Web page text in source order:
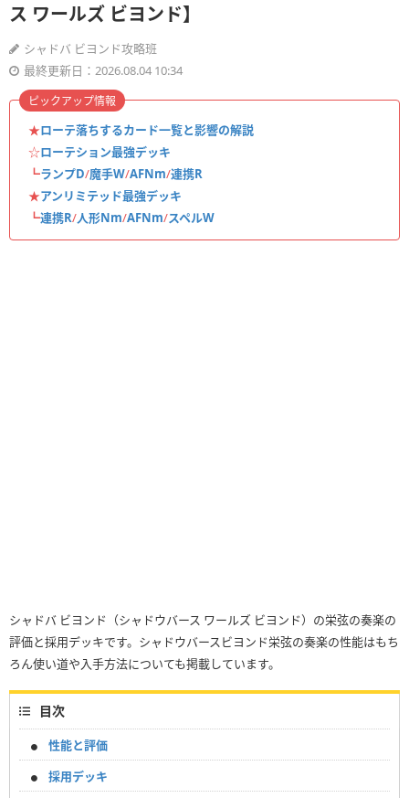
ス ワールズ ビヨンド】
シャドバ ビヨンド攻略班
最終更新日：2026.08.04 10:34
★ローテ落ちするカード一覧と影響の解説
☆ローテション最強デッキ
┗ランプD/魔手W/AFNm/連携R
★アンリミテッド最強デッキ
┗連携R/人形Nm/AFNm/スペルW
ピックアップ情報
シャドバ ビヨンド（シャドウバース ワールズ ビヨンド）の栄弦の奏楽の
評価と採用デッキです。シャドウバースビヨンド栄弦の奏楽の性能はもち
ろん使い道や入手方法についても掲載しています。
目次
性能と評価
採用デッキ